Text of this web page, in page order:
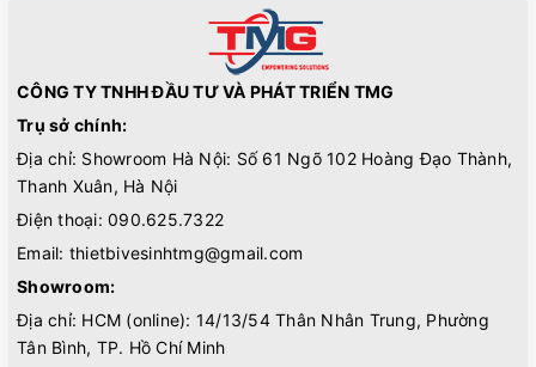
CÔNG TY TNHH ĐẦU TƯ VÀ PHÁT TRIỂN TMG
Trụ sở chính:
Địa chỉ: Showroom Hà Nội: Số 61 Ngõ 102 Hoàng Đạo Thành,
Thanh Xuân, Hà Nội
Điện thoại: 090.625.7322
Email: thietbivesinhtmg@gmail.com
Showroom:
Địa chỉ: HCM (online): 14/13/54 Thân Nhân Trung, Phường
Tân Bình, TP. Hồ Chí Minh